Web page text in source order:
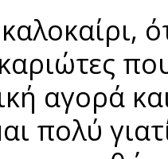
αγορά
πολύ